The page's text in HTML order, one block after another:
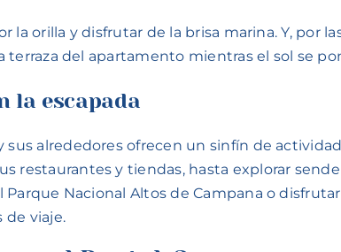
la orilla y disfrutar de la brisa marina. Y, por
del apartamento mientras el sol se
la escapada
sus alrededores ofrecen un sinfín de
restaurantes y tiendas, hasta explorar
Nacional Altos de Campana o
de viaje.